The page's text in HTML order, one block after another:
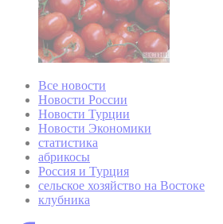
Все новости
Новости России
Новости Турции
Новости Экономики
статистика
абрикосы
Россия и Турция
сельское хозяйство на Востоке
клубника